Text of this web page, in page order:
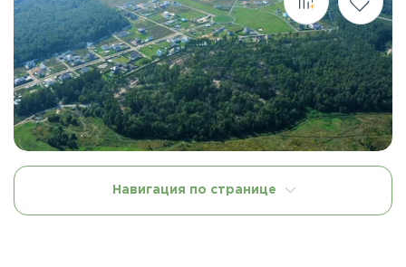
Навигация по странице